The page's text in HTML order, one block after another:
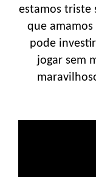
estamos triste
que amamos
pode
jogar sem